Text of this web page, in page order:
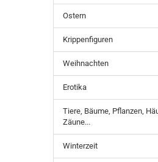
Ostern
Krippenfiguren
Weihnachten
Erotika
Tiere, Bäume, Pflanzen,
Zäune...
Winterzeit